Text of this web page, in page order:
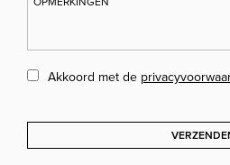
Akkoord met de